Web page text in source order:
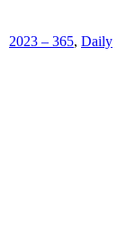
2023 – 365, Daily